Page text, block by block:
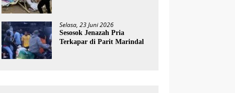
Selasa, 23 Juni 2026
Sesosok Jenazah Pria
Terkapar di Parit Marindal